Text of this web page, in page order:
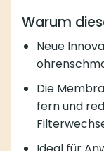
Warum
Neue
Die
fern und